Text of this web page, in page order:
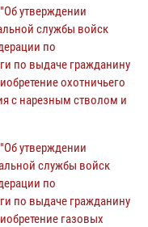
утверждении
службы войск
по
по выдаче гражданину
охотничьего
с нарезным стволом и
утверждении
службы войск
по
по выдаче гражданину
газовых